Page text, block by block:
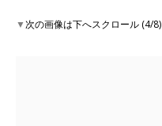
▼次の画像は下へスクロール (4/8)